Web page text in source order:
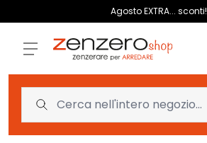
Agosto EXTRA... sconti!